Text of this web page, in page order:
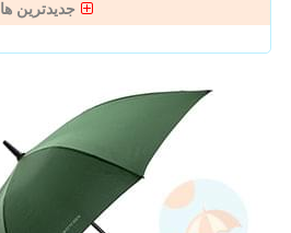
جدیدترین ها